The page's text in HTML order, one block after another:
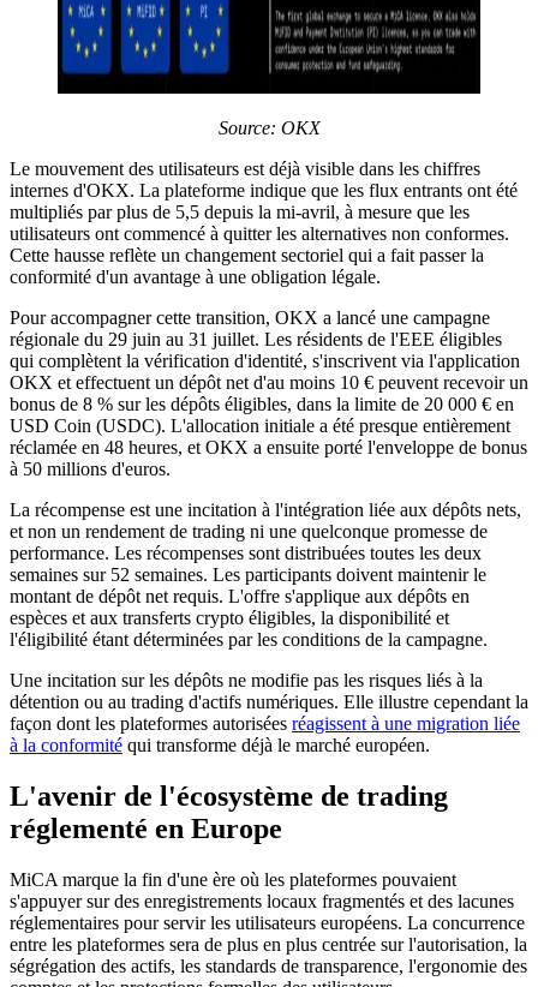
Source: OKX
Le mouvement des utilisateurs est déjà visible dans les chiffres
internes d'OKX. La plateforme indique que les flux entrants ont été
multipliés par plus de 5,5 depuis la mi-avril, à mesure que les
utilisateurs ont commencé à quitter les alternatives non conformes.
Cette hausse reflète un changement sectoriel qui a fait passer la
conformité d'un avantage à une obligation légale.
Pour accompagner cette transition, OKX a lancé une campagne
régionale du 29 juin au 31 juillet. Les résidents de l'EEE éligibles
qui complètent la vérification d'identité, s'inscrivent via l'application
OKX et effectuent un dépôt net d'au moins 10 € peuvent recevoir un
bonus de 8 % sur les dépôts éligibles, dans la limite de 20 000 € en
USD Coin (USDC). L'allocation initiale a été presque entièrement
réclamée en 48 heures, et OKX a ensuite porté l'enveloppe de bonus
à 50 millions d'euros.
La récompense est une incitation à l'intégration liée aux dépôts nets,
et non un rendement de trading ni une quelconque promesse de
performance. Les récompenses sont distribuées toutes les deux
semaines sur 52 semaines. Les participants doivent maintenir le
montant de dépôt net requis. L'offre s'applique aux dépôts en
espèces et aux transferts crypto éligibles, la disponibilité et
l'éligibilité étant déterminées par les conditions de la campagne.
Une incitation sur les dépôts ne modifie pas les risques liés à la
détention ou au trading d'actifs numériques. Elle illustre cependant la
façon dont les plateformes autorisées réagissent à une migration liée
à la conformité qui transforme déjà le marché européen.
L'avenir de l'écosystème de trading
réglementé en Europe
MiCA marque la fin d'une ère où les plateformes pouvaient
s'appuyer sur des enregistrements locaux fragmentés et des lacunes
réglementaires pour servir les utilisateurs européens. La concurrence
entre les plateformes sera de plus en plus centrée sur l'autorisation, la
ségrégation des actifs, les standards de transparence, l'ergonomie des